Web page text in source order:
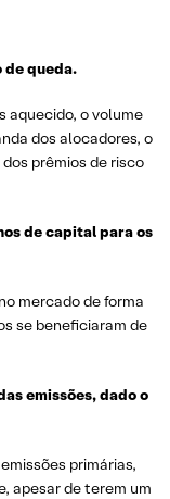
de queda.
aquecido, o volume
dos alocadores, o
prêmios de risco
de capital paraos
mercado de forma
se beneficiaram de
emissões, dado o
primárias,
apesar de terem um